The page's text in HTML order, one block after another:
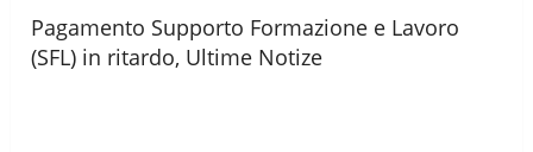
Pagamento Supporto Formazione e Lavoro
(SFL) in ritardo, Ultime Notize